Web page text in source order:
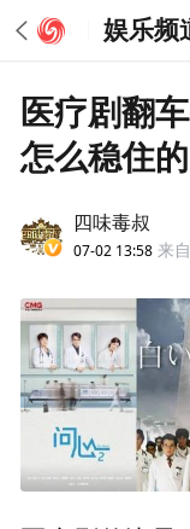
娱乐频
医疗剧翻
怎么稳住的
四味毒叔
07-02 13:58 来